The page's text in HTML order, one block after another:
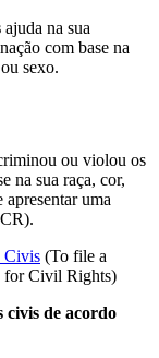
ajuda na sua
com base na
sexo.
ou violou os
na sua raça, cor,
uma
Civis (To file a
for Civil Rights)
civis de acordo